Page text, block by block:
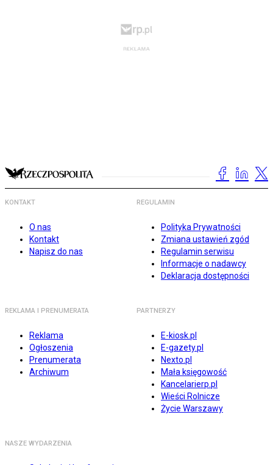
KONTAKT
O nas
Kontakt
Napisz do nas
REGULAMIN
Polityka Prywatności
Zmiana ustawień zgód
Regulamin serwisu
Informacje o nadawcy
Deklaracja dostępności
REKLAMA I PRENUMERATA
Reklama
Ogłoszenia
Prenumerata
Archiwum
PARTNERZY
E-kiosk.pl
E-gazety.pl
Nexto.pl
Mała księgowość
Kancelarierp.pl
Wieści Rolnicze
Życie Warszawy
NASZE WYDARZENIA